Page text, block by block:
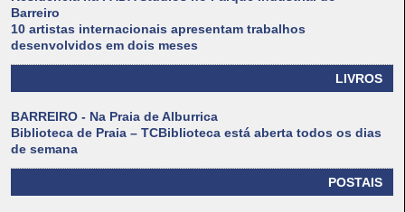
Barreiro
10 artistas internacionais apresentam trabalhos
desenvolvidos em dois meses
LIVROS
BARREIRO - Na Praia de Alburrica
Biblioteca de Praia – TCBiblioteca está aberta todos os dias
de semana
POSTAIS